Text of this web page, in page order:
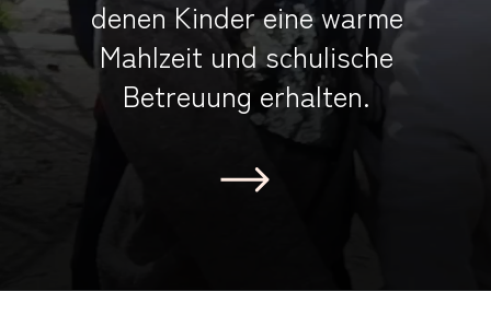
denen Kinder eine warme
Mahlzeit und schulische
Betreuung erhalten.